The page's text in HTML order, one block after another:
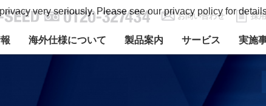
海外仕様について 製品案内 サービス 実施
お問い合わせ 採
very seriously. Please see our privacy policy for